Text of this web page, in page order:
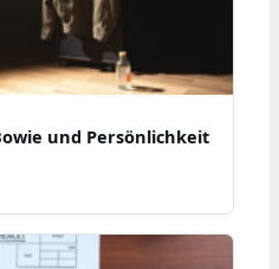
und Persönlichkeit